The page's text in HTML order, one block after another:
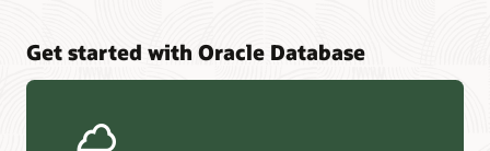
Get started with Oracle Database